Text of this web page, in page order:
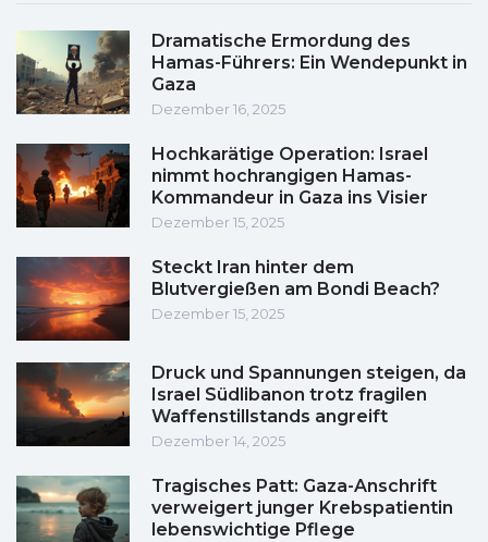
Dramatische Ermordung des
Hamas-Führers: Ein Wendepunkt in
Gaza
Dezember 16, 2025
Hochkarätige Operation: Israel
nimmt hochrangigen Hamas-
Kommandeur in Gaza ins Visier
Dezember 15, 2025
Steckt Iran hinter dem
Blutvergießen am Bondi Beach?
Dezember 15, 2025
Druck und Spannungen steigen, da
Israel Südlibanon trotz fragilen
Waffenstillstands angreift
Dezember 14, 2025
Tragisches Patt: Gaza-Anschrift
verweigert junger Krebspatientin
lebenswichtige Pflege